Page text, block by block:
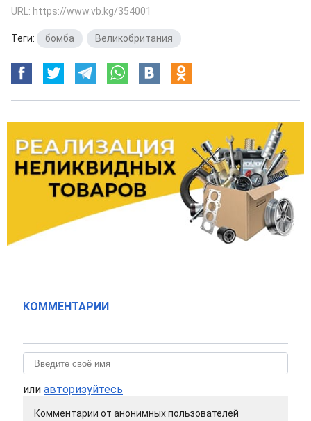
URL: https://www.vb.kg/354001
Теги: бомба Великобритания
КОММЕНТАРИИ
или авторизуйтесь
Комментарии от анонимных пользователей